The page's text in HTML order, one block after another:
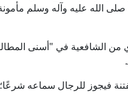
صلى الله عليه وآله وسلم
فيجوز للرجال سماعه